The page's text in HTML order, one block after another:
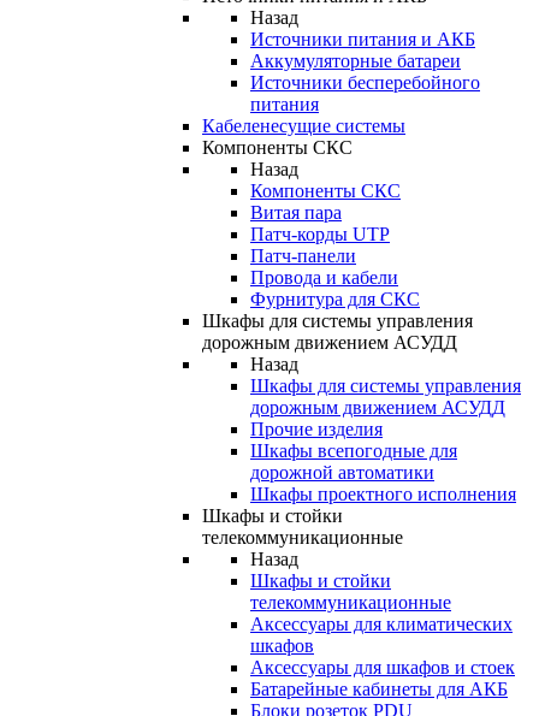
Назад
Источники питания и АКБ
Аккумуляторные батареи
Источники бесперебойного
питания
Кабеленесущие системы
Компоненты СКС
Назад
Компоненты СКС
Витая пара
Патч-корды UTP
Патч-панели
Провода и кабели
Фурнитура для СКС
Шкафы для системы управления
дорожным движением АСУДД
Назад
Шкафы для системы управления
дорожным движением АСУДД
Прочие изделия
Шкафы всепогодные для
дорожной автоматики
Шкафы проектного исполнения
Шкафы и стойки
телекоммуникационные
Назад
Шкафы и стойки
телекоммуникационные
Аксессуары для климатических
шкафов
Аксессуары для шкафов и стоек
Батарейные кабинеты для АКБ
Блоки розеток PDU